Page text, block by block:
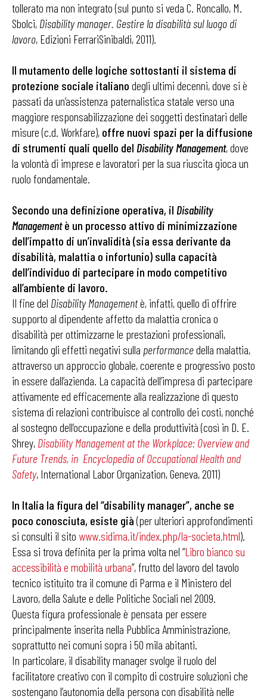
tollerato ma non integrato (sul punto si veda C. Roncallo, M.
Sbolci, Disability manager. Gestire la disabilità sul luogo di
lavoro, Edizioni FerrariSinibaldi, 2011).
Il mutamento delle logiche sottostanti il sistema di
protezione sociale italiano degli ultimi decenni, dove si è
passati da un’assistenza paternalistica statale verso una
maggiore responsabilizzazione dei soggetti destinatari delle
misure (c.d. Workfare), offre nuovi spazi per la diffusione
di strumenti quali quello del Disability Management, dove
la volontà di imprese e lavoratori per la sua riuscita gioca un
ruolo fondamentale.
Secondo una definizione operativa, il Disability
Managementè un processo attivo di minimizzazione
dell’impatto di un’invalidità (sia essa derivante da
disabilità, malattia o infortunio) sulla capacità
dell’individuo di partecipare in modo competitivo
all’ambiente di lavoro.
Il fine del Disability Managementè, infatti, quello di offrire
supporto al dipendente affetto da malattia cronica o
disabilità per ottimizzarne le prestazioni professionali,
limitando gli effetti negativi sulla performancedella malattia,
attraverso un approccio globale, coerente e progressivo posto
in essere dall’azienda. La capacità dell’impresa di partecipare
attivamente ed efficacemente alla realizzazione di questo
sistema di relazioni contribuisce al controllo dei costi, nonché
al sostegno dell’occupazione e della produttività (così in D. E.
Shrey, Disability Management at the Workplace: Overview and
Future Trends, in Encyclopedia of Occupational Health and
Safety, International Labor Organization, Geneva, 2011)
In Italia la figura del “disability manager”, anche se
poco conosciuta, esiste già(per ulteriori approfondimenti
si consulti il sito www.sidima.it/index.php/la-societa.html).
Essa si trova definita per la prima volta nel “Libro bianco su
accessibilità e mobilità urbana”, frutto del lavoro del tavolo
tecnico istituito tra il comune di Parma e il Ministero del
Lavoro, della Salute e delle Politiche Sociali nel 2009.
Questa figura professionale è pensata per essere
principalmente inserita nella Pubblica Amministrazione,
soprattutto nei comuni sopra i 50 mila abitanti.
In particolare, il disability manager svolge il ruolo del
facilitatore creativo con il compito di costruire soluzioni che
sostengano l’autonomia della persona con disabilità nelle